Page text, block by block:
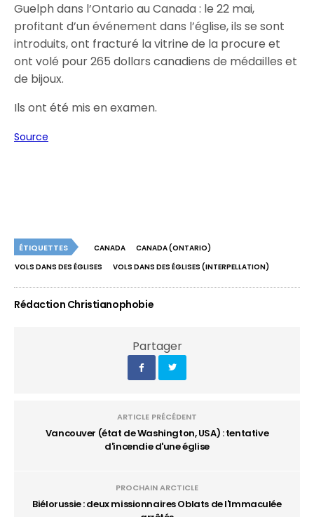
Guelph dans l’Ontario au Canada : le 22 mai,
profitant d’un événement dans l’église, ils se sont
introduits, ont fracturé la vitrine de la procure et
ont volé pour 265 dollars canadiens de médailles et
de bijoux.
Ils ont été mis en examen.
Source
ÉTIQUETTES CANADA
CANADA (ONTARIO)
VOLS DANS DES ÉGLISES
VOLS DANS DES ÉGLISES (INTERPELLATION)
Rédaction Christianophobie
Partager
ARTICLE PRÉCÉDENT
Vancouver (état de Washington, USA) : tentative
d'incendie d'une église
PROCHAIN ARCTICLE
Biélorussie : deux missionnaires Oblats de l'Immaculée